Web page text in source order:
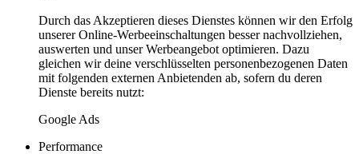
Durch das Akzeptieren dieses Dienstes können wir den Erfolg
unserer Online-Werbeeinschaltungen besser nachvollziehen,
auswerten und unser Werbeangebot optimieren. Dazu
gleichen wir deine verschlüsselten personenbezogenen Daten
mit folgenden externen Anbietenden ab, sofern du deren
Dienste bereits nutzt:
Google Ads
Performance